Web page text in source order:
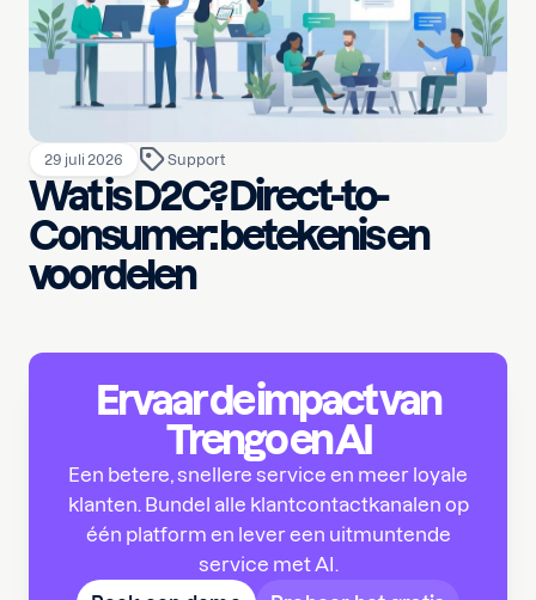
29 juli 2026 Support
Wat is D2C? Direct-to-
Consumer: betekenis en
voordelen
Ervaar de impact van
Trengo en AI
Een betere, snellere service en meer loyale
klanten. Bundel alle klantcontactkanalen op
één platform en lever een uitmuntende
service met AI.